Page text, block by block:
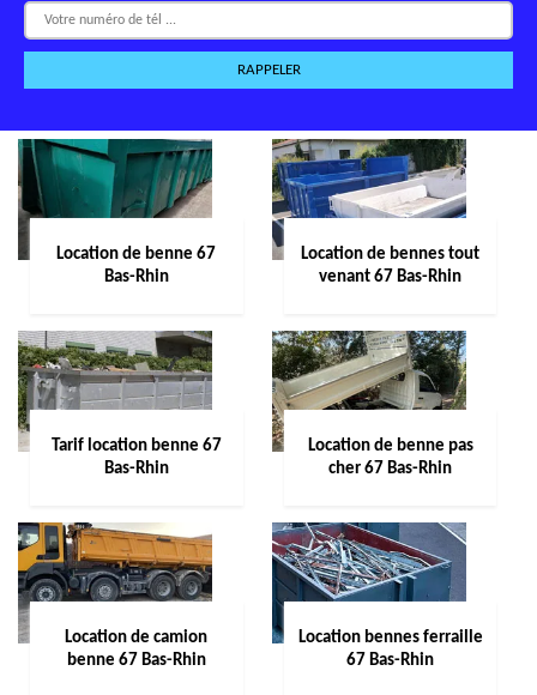
Location de benne 67
Bas-Rhin
Location de bennes tout
venant 67 Bas-Rhin
Tarif location benne 67
Bas-Rhin
Location de benne pas
cher 67 Bas-Rhin
Location de camion
benne 67 Bas-Rhin
Location bennes ferraille
67 Bas-Rhin